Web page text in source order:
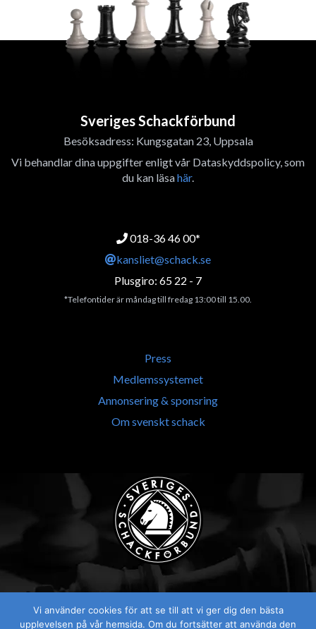
Sveriges Schackförbund
Besöksadress: Kungsgatan 23, Uppsala
Vi behandlar dina uppgifter enligt vår Dataskyddspolicy, som
du kan läsahär.
018-36 46 00*
kansliet@schack.se
Plusgiro: 65 22 - 7
*Telefontider är måndag till fredag 13:00 till 15.00.
Press
Medlemssystemet
Annonsering & sponsring
Om svenskt schack
Visselblåsaren
Vi använder cookies för att se till att vi ger dig den bästa
upplevelsen på vår hemsida. Om du fortsätter att använda den